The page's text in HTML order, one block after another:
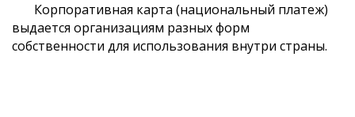
Корпоративная карта (национальный платеж)
выдается организациям разных форм
собственности для использования внутри страны.